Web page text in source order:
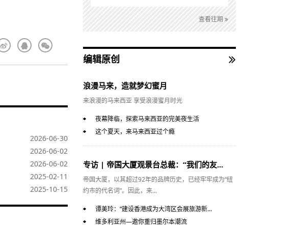
2026-06-30
2026-06-02
2026-06-02
2025-02-11
2025-10-15
查看往期
编辑原创
浪漫马来，造就梦幻蜜月
来浪漫的马来西亚 享受浪漫蜜月时光
夜幕降临，探索马来西亚的完美夜生活
这个夏天，来马来西亚过个瘾
专访 | 帝国大厦观景台总裁：“我们的友...
帝国大厦，以其超过92年的品牌历史，已经牢牢成为“纽
约市的代名词”。因此，来...
谭美玲：“建设香港成为大湾区会展旅游新...
维多利亚州—邀你重归墨尔本潮流